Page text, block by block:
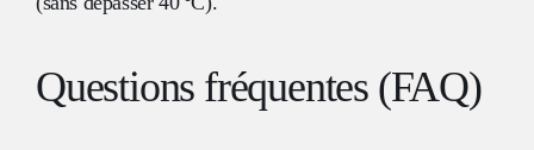
Questions fréquentes (FAQ)